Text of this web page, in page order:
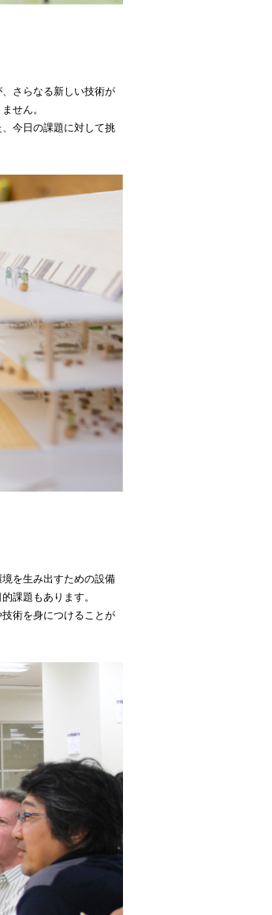
さらなる新しい技術が
せん。
今日の課題に対して挑
を生み出すための設備
課題もあります。
術を身につけることが